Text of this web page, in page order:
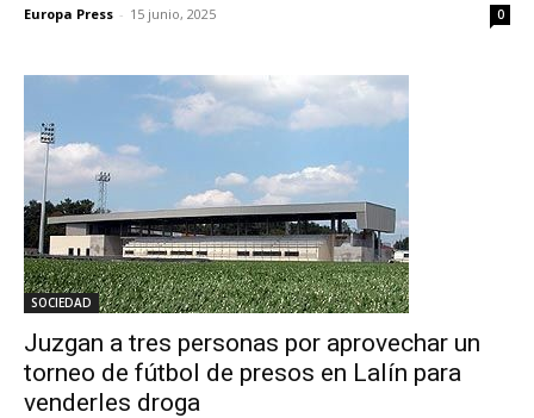
Europa Press - 15 junio, 2025 0
SOCIEDAD
Juzgan a tres personas por aprovechar un
torneo de fútbol de presos en Lalín para
venderles droga